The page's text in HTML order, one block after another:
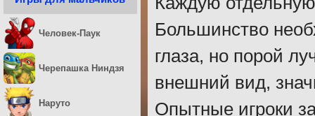
Большинство
глаза, но порой
внешний вид,
Опытные игроки
Человек-Паук
Черепашка Ниндзя
Наруто